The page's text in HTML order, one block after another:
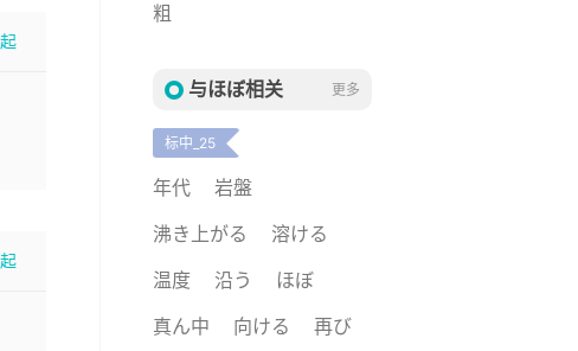
粗
与ほぼ相关 更多
标中_25
年代
岩盤
沸き上がる
溶ける
温度
沿う
ほぼ
真ん中
向ける
再び